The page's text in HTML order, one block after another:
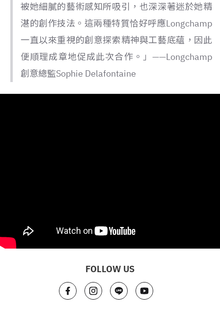
被她細膩的藝術感知所吸引，也深深著迷於她精
湛的創作技法。這兩種特質恰好呼應Longchamp
一直以來重視的創意探索精神與工藝底蘊，因此
便順理成章地促成此次合作。」——Longchamp
創意總監Sophie Delafontaine
FOLLOW US